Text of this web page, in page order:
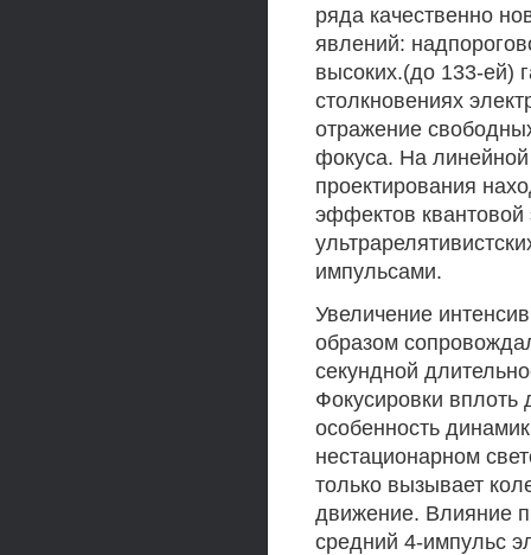
ряда качественно
явлений:
высоких.(до 133-ей)
столкновениях
отражение
фокуса. На линейной
проектирования
эффектов квантовой
импульсами.
Увеличение
образом
секундной
Фокусировки
особенность
нестационарном
только вызывает
движение. Влияние
средний 4-импульс